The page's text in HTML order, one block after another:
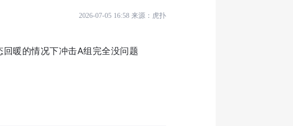
2026-07-05 16:58 来源： 虎扑
暖的情况下冲击A组完全没问题